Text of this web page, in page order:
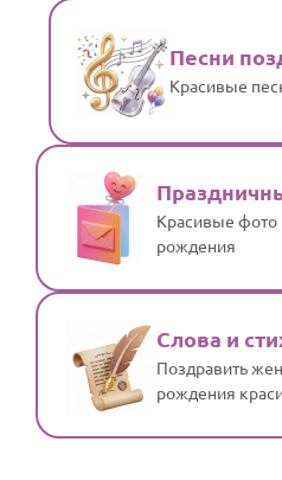
Песни
Красивые
Красивые фото
рождения
Слова и
Поздравить
рождения